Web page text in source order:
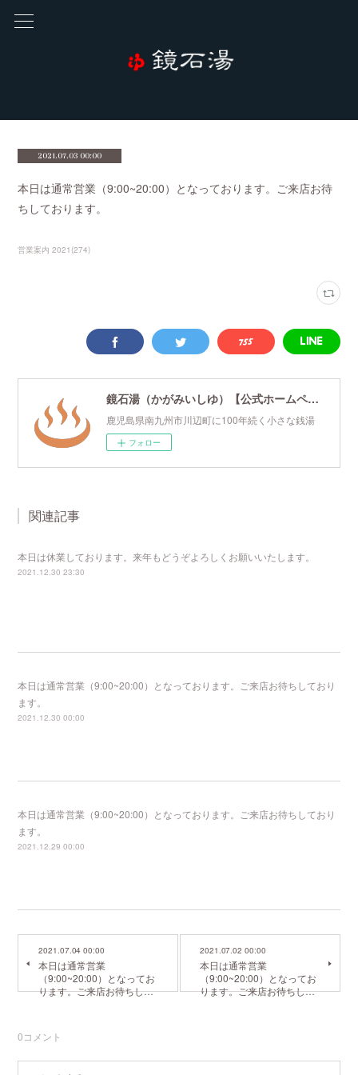
2021.07.03 00:00
本日は通常営業（9:00~20:00）となっております。ご来店お待
ちしております。
営業案内 2021 (274)
鏡石湯（かがみいしゆ）【公式ホームページ】
鹿児島県南九州市川辺町に100年続く小さな銭湯
フォロー
関連記事
本日は休業しております。来年もどうぞよろしくお願いいたします。
2021.12.30 23:30
本日は通常営業（9:00~20:00）となっております。ご来店お待ちしており
ます。
2021.12.30 00:00
本日は通常営業（9:00~20:00）となっております。ご来店お待ちしており
ます。
2021.12.29 00:00
2021.07.04 00:00
本日は通常営業
（9:00~20:00）となってお
ります。ご来店お待ちし…
2021.07.02 00:00
本日は通常営業
（9:00~20:00）となってお
ります。ご来店お待ちし…
0コメント